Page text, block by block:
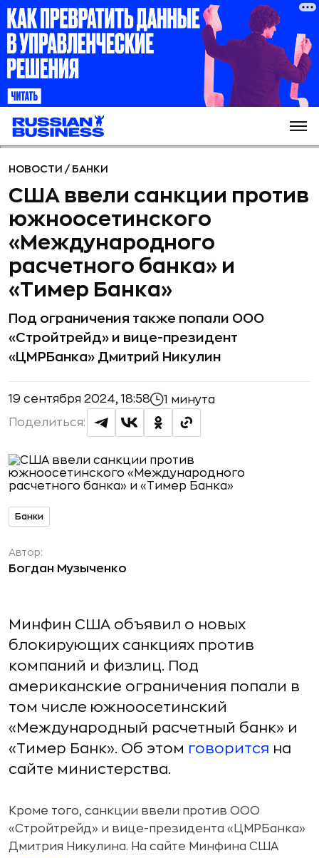
НОВОСТИ / БАНКИ
США ввели санкции против
южноосетинского
«Международного
расчетного банка» и
«Тимер Банка»
Под ограничения также попали ООО
«Стройтрейд» и вице-президент
«ЦМРБанка» Дмитрий Никулин
19 сентября 2024, 18:58 1 минута
Поделиться:
Банки
Автор:
Богдан Музыченко
Минфин США объявил о новых
блокирующих санкциях против
компаний и физлиц. Под
американские ограничения попали в
том числе южноосетинский
«Международный расчетный банк» и
«Тимер Банк». Об этом говорится на
сайте министерства.
Кроме того, санкции ввели против ООО
«Стройтрейд» и вице-президента «ЦМРБанка»
Дмитрия Никулина. На сайте Минфина США